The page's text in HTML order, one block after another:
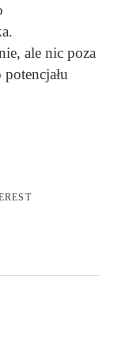
ale nic poza